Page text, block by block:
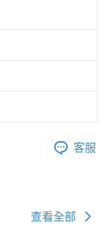
客服
查看全部